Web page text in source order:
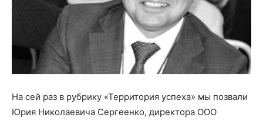
На сей раз в рубрику «Территория успеха» мы позвали
Юрия Николаевича Сергеенко, директора ООО